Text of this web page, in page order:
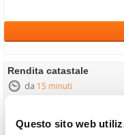
Questo sito web
Rendita catastale
da 15 minuti
immobili registrati
calcolare alcune imposte,